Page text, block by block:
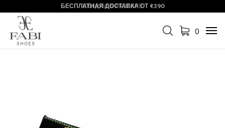
СКИДКИ В РАЗГАРЕ
БЕСПЛАТНАЯ ДОСТАВКА ОТ €390
0